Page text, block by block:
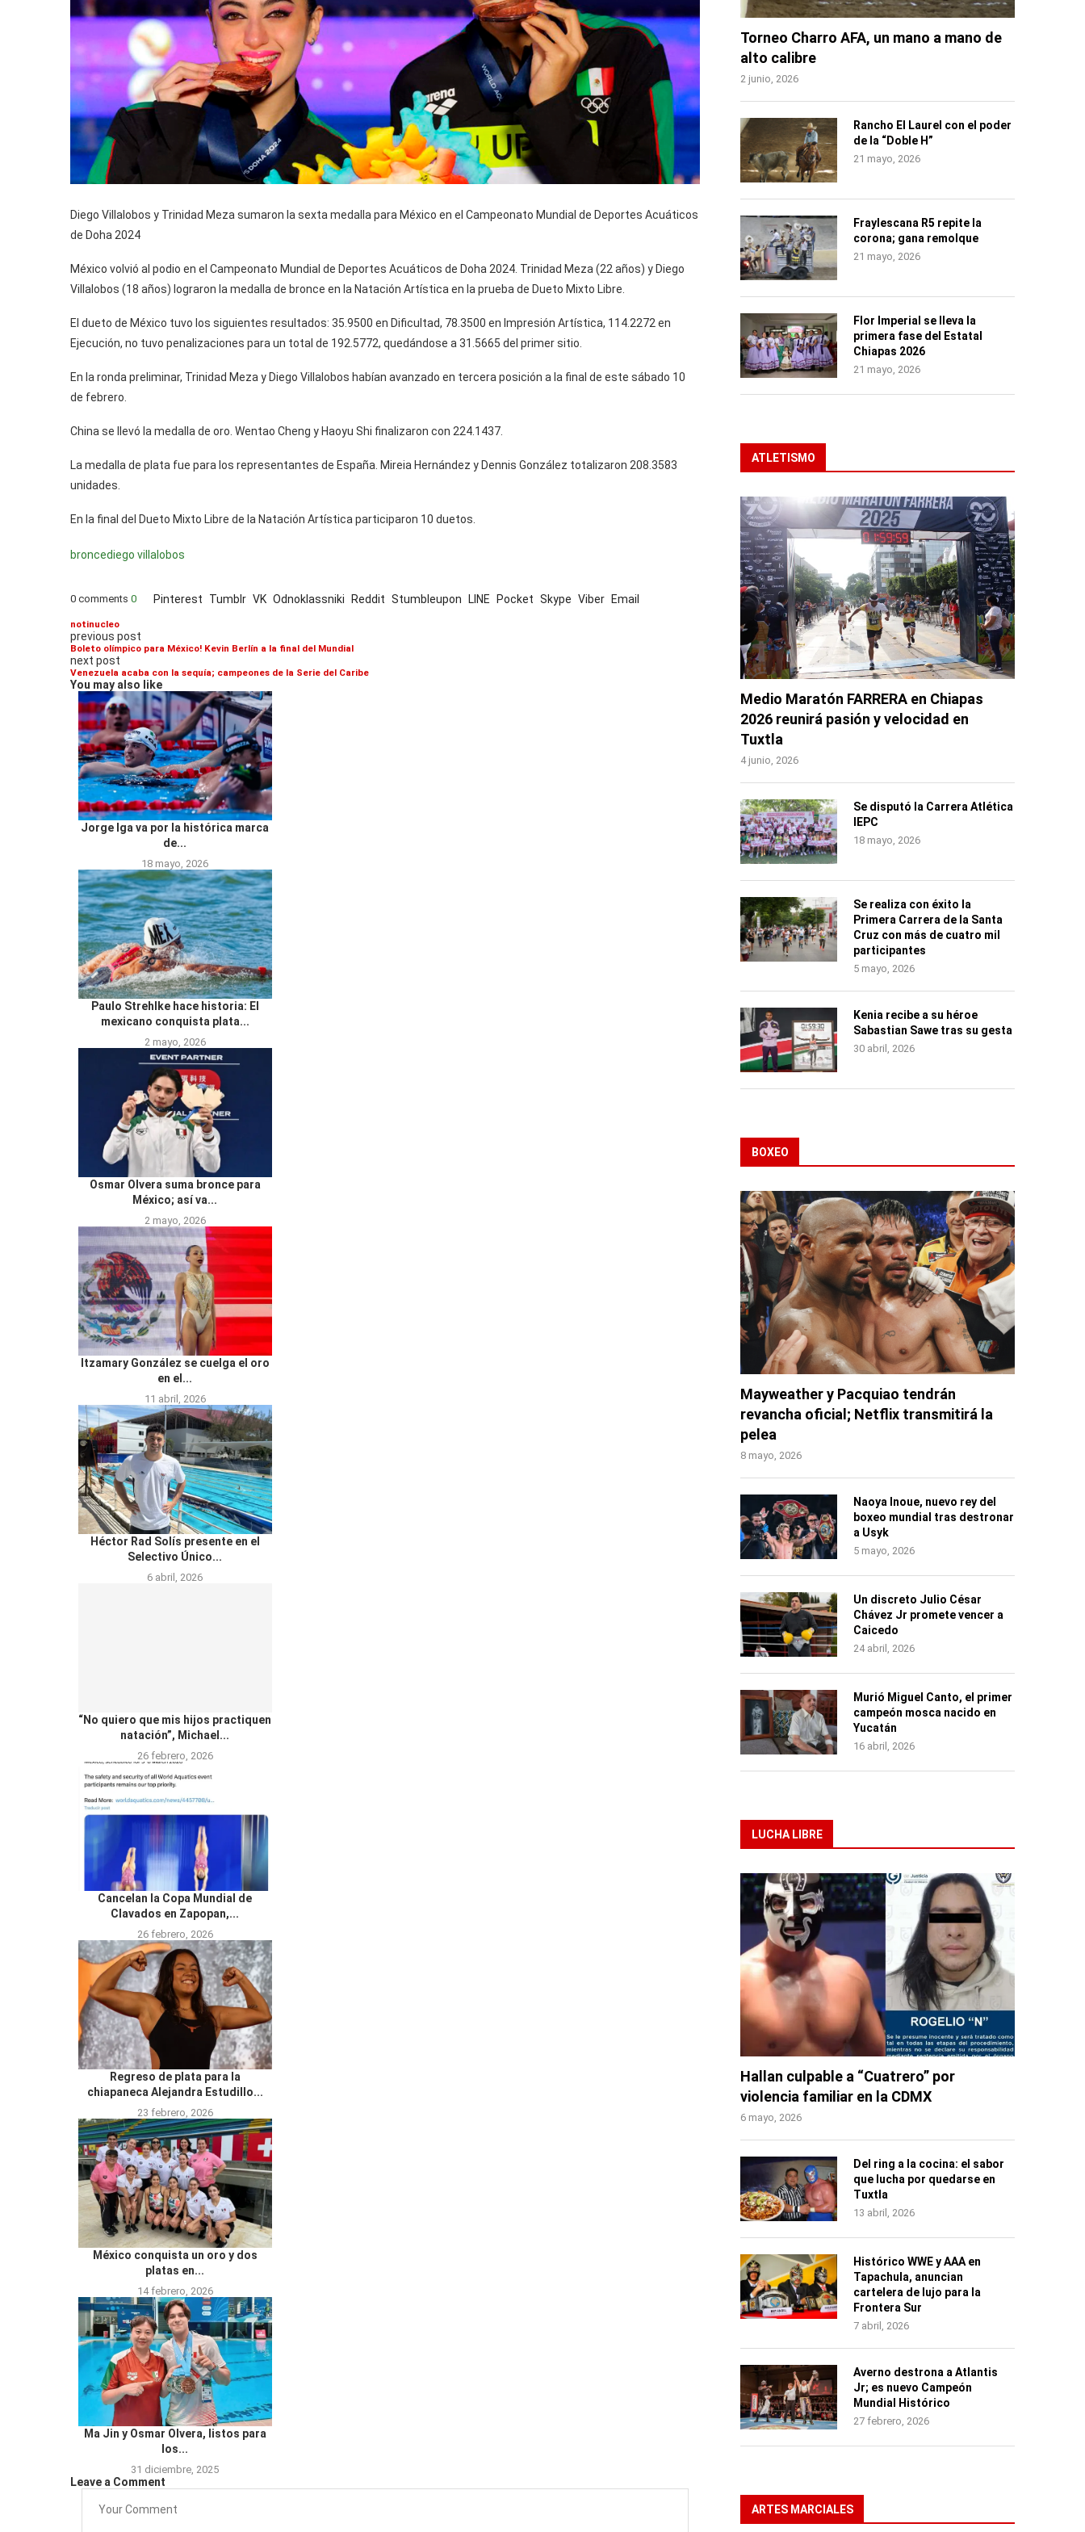
Diego Villalobos y Trinidad Meza sumaron la sexta medalla para México en el Campeonato Mundial de Deportes Acuáticos
de Doha 2024
México volvió al podio en el Campeonato Mundial de Deportes Acuáticos de Doha 2024. Trinidad Meza (22 años) y Diego
Villalobos (18 años) lograron la medalla de bronce en la Natación Artística en la prueba de Dueto Mixto Libre.
El dueto de México tuvo los siguientes resultados: 35.9500 en Dificultad, 78.3500 en Impresión Artística, 114.2272 en
Ejecución, no tuvo penalizaciones para un total de 192.5772, quedándose a 31.5665 del primer sitio.
En la ronda preliminar, Trinidad Meza y Diego Villalobos habían avanzado en tercera posición a la final de este sábado 10
de febrero.
China se llevó la medalla de oro. Wentao Cheng y Haoyu Shi finalizaron con 224.1437.
La medalla de plata fue para los representantes de España. Mireia Hernández y Dennis González totalizaron 208.3583
unidades.
En la final del Dueto Mixto Libre de la Natación Artística participaron 10 duetos.
broncediego villalobos
0 comments 0 Pinterest Tumblr VK Odnoklassniki Reddit Stumbleupon LINE Pocket Skype Viber Email
notinucleo
previous post
Boleto olímpico para México! Kevin Berlín a la final del Mundial
next post
Venezuela acaba con la sequía; campeones de la Serie del Caribe
You may also like
Jorge Iga va por la histórica marca
de...
18 mayo, 2026
Paulo Strehlke hace historia: El
mexicano conquista plata...
2 mayo, 2026
Osmar Olvera suma bronce para
México; así va...
2 mayo, 2026
Itzamary González se cuelga el oro
en el...
11 abril, 2026
Héctor Rad Solís presente en el
Selectivo Único...
6 abril, 2026
“No quiero que mis hijos practiquen
natación”, Michael...
26 febrero, 2026
Cancelan la Copa Mundial de
Clavados en Zapopan,...
26 febrero, 2026
Regreso de plata para la
chiapaneca Alejandra Estudillo...
23 febrero, 2026
México conquista un oro y dos
platas en...
14 febrero, 2026
Ma Jin y Osmar Olvera, listos para
los...
31 diciembre, 2025
Leave a Comment
Torneo Charro AFA, un mano a mano de
alto calibre
2 junio, 2026
Rancho El Laurel con el poder
de la “Doble H”
21 mayo, 2026
Fraylescana R5 repite la
corona; gana remolque
21 mayo, 2026
Flor Imperial se lleva la
primera fase del Estatal
Chiapas 2026
21 mayo, 2026
ATLETISMO
Medio Maratón FARRERA en Chiapas
2026 reunirá pasión y velocidad en
Tuxtla
4 junio, 2026
Se disputó la Carrera Atlética
IEPC
18 mayo, 2026
Se realiza con éxito la
Primera Carrera de la Santa
Cruz con más de cuatro mil
participantes
5 mayo, 2026
Kenia recibe a su héroe
Sabastian Sawe tras su gesta
30 abril, 2026
BOXEO
Mayweather y Pacquiao tendrán
revancha oficial; Netflix transmitirá la
pelea
8 mayo, 2026
Naoya Inoue, nuevo rey del
boxeo mundial tras destronar
a Usyk
5 mayo, 2026
Un discreto Julio César
Chávez Jr promete vencer a
Caicedo
24 abril, 2026
Murió Miguel Canto, el primer
campeón mosca nacido en
Yucatán
16 abril, 2026
LUCHA LIBRE
Hallan culpable a “Cuatrero” por
violencia familiar en la CDMX
6 mayo, 2026
Del ring a la cocina: el sabor
que lucha por quedarse en
Tuxtla
13 abril, 2026
Histórico WWE y AAA en
Tapachula, anuncian
cartelera de lujo para la
Frontera Sur
7 abril, 2026
Averno destrona a Atlantis
Jr; es nuevo Campeón
Mundial Histórico
27 febrero, 2026
ARTES MARCIALES